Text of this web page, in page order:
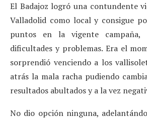
El Badajoz logró una contundente
Valladolid como local y consigue
puntos en la vigente campaña,
dificultades y problemas. Era el
sorprendió venciendo a los
atrás la mala racha pudiendo
resultados abultados y a la vez
No dio opción ninguna,